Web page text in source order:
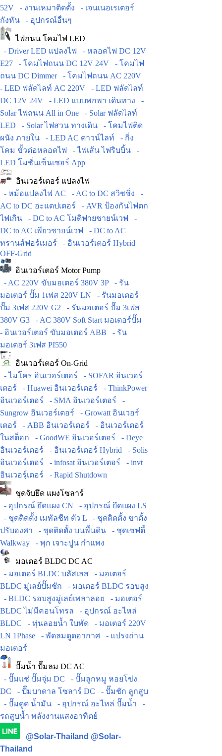
52V - งานเหมาติดตั้ง
- เจนเนอเรเตอร์
กังหัน
- อุปกรณ์อื่นๆ
ไฟถนน โคมไฟ LED
- Driver LED แปลงไฟ
- หลอดไฟ DC 12V
E27
- โคมไฟถนน DC 12V 24V
- โคมไฟ
ถนน DC Dimmer
- โคมไฟถนน AC 220V
- LED ฟลัดไลท์ AC 220V
- LED ฟลัดไลท์
DC 12V 24V
- LED แบบพกพา เดินทาง
-
Solar ไฟถนน All in One
- Solar ฟลัดไลท์
LED
- Solar ไฟสวน ทางเดิน
- โคมไฟติด
ผนัง ภายใน
- LED AC ดาวน์ไลท์
- กิ่ง
โคม ขั้วต่อหลอดไฟ
- ไฟเส้น ไฟริบบิ้น
-
LED โมชั่นเซ็นเซอร์ App
อินเวอร์เตอร์ แปลงไฟ
- หม้อแปลงไฟ AC
- AC to DC สวิชชิ่ง
-
AC to DC อะแดปเตอร์
- AVR ป้องกันไฟตก
ไฟเกิน
- DC to AC โมดิฟายชายน์เวฟ
-
DC to AC เพียวชายน์เวฟ
- DC to AC
ทรานส์ฟอร์เมอร์
- อินเวอร์เตอร์ Hybrid
OFF-Grid
อินเวอร์เตอร์ Motor Pump
- AC 220V ขับมอเตอร์ 380V 3P
- รัน
มอเตอร์ ปั๊ม 1เฟส 220V LN
- รันมอเตอร์
ปั๊ม 3เฟส 220V G2
- รันมอเตอร์ ปั๊ม 3เฟส
380V G3
- AC 380V Soft Start มอเตอร์ปั๊ม
- อินเวอร์เตอร์ ขับมอเตอร์ ABB
- รัน
มอเตอร์ 3เฟส PI550
อินเวอร์เตอร์ On-Grid
- ไมโคร อินเวอร์เตอร์
- SOFAR อินเวอร์
เตอร์
- Huawei อินเวอร์เตอร์
- ThinkPower
อินเวอร์เตอร์
- SMA อินเวอร์เตอร์
-
Sungrow อินเวอร์เตอร์
- Growatt อินเวอร์
เตอร์
- ABB อินเวอร์เตอร์
- อินเวอร์เตอร์
ในสต็อก
- GoodWE อินเวอร์เตอร์
- Deye
อินเวอร์เตอร์
- อินเวอร์เตอร์ Hybrid
- Solis
อินเวอร์เตอร์
- infosat อินเวอร์เตอร์
- invt
อินเวอร์ฺเตอร์
- Rapid Shutdown
ชุดจับยึด แผงโซลาร์
- อุปกรณ์ ยึดแผง CN
- อุปกรณ์ ยึดแผง LS
- ชุดติดตั้ง เมทัลชีท ตัว L
- ชุดติดตั้ง ขาตั้ง
ปรับองศา
- ชุดติดตั้ง บนพื้นดิน
- ชุดเซฟตี้
Walkway
- พุก เจาะปูน กำแพง
มอเตอร์ BLDC DC AC
- มอเตอร์ BLDC บลัสเลส
- มอเตอร์
BLDC มู่เลย์ปั๊มชัก
- มอเตอร์ BLDC รอบสูง
- BLDC รอบสูงมู่เลย์เพลาลอย
- มอเตอร์
BLDC ไม่มีคอนโทรล
- อุปกรณ์ อะไหล่
BLDC
- ทุ่นลอยน้ำ ใบพัด
- มอเตอร์ 220V
LN 1Phase
- พัดลมดูดอากาศ
- แปรงถ่าน
มอเตอร์
ปั๊มน้ำ ปั๊มลม DC AC
- ปั๊มแช่ ปั๊มจุ่ม DC
- ปั๊มลูกหมู หอยโข่ง
DC
- ปั๊มบาดาล โซลาร์ DC
- ปั๊มชัก ลูกสูบ
- ปั๊มดูด น้ำมัน
- อุปกรณ์ อะไหล่ ปั๊มน้ำ
-
รถสูบน้ำ พลังงานแสงอาทิตย์
@Solar-Thailand @Solar-
Thailand